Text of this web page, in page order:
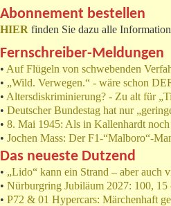
Abonnement bestellen
HIER finden Sie dazu alle
Fernschreiber-Meldungen
• Auf Flügeln von schwebenden
• „Wild. Verwegen.“ - wäre schon
• Altersdiskriminierung? - Zu alt für
• Deutscher Bundestag hat nur
• 8. Mai 1945: Als in Kallenhardt
• Jochen Mass: Der F1-“Malboro“-
Das neueste Dutzend
• „Lido“ kann ein Strand – aber auch
• Nürburgring Jubiläum 2027: 100, 15
• P72 & 01 Hypercars: Märchenhaft